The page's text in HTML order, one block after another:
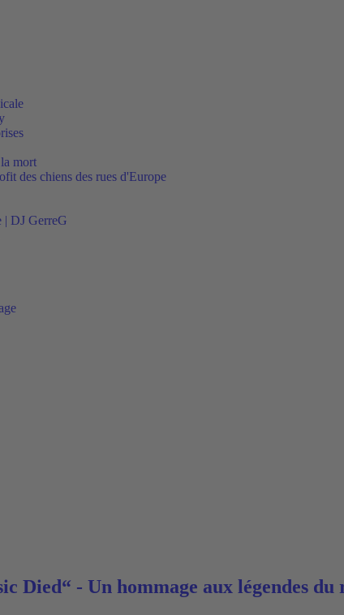
mort
des chiens des rues d'Europe
| DJ GerreG
Died“ - Un hommage aux légendes